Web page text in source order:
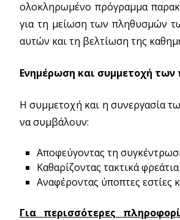
ολοκληρωμένο πρόγραμμα
για τη μείωση των πληθυσμών
αυτών και τη βελτίωση της
Ενημέρωση και συμμετοχή των
Η συμμετοχή και η συνεργασία
να συμβάλουν:
Αποφεύγοντας τη
Καθαρίζοντας τακτικά
Αναφέροντας ύποπτες εστίες
Για περισσότερες